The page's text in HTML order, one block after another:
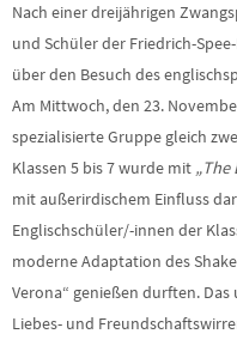
Nach einer dreijährigen
und Schüler der Friedrich-
über den Besuch des
Am Mittwoch, den 23.
spezialisierte Gruppe gleich
Klassen 5 bis 7 wurde mit „The
mit außerirdischem Einfluss
Englischschüler/-innen der
moderne Adaptation des
Verona“ genießen durften.
Liebes- und